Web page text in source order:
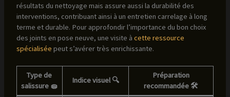
résultats du nettoyage mais assure aussi la durabilité des
interventions, contribuant ainsi à un entretien carrelage à long
terme et durable. Pour approfondir l’importance du bon choix
des joints en pose neuve, une visite à cette ressource
spécialisée peut s’avérer très enrichissante.
Type de
salissure 🧽
Indice visuel 🔍
Préparation
recommandée 🛠️